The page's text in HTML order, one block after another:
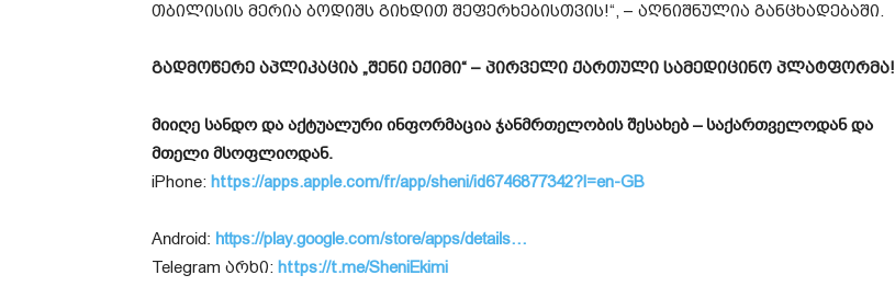
თბილისის მერია ბოდიშს გიხდით შეფერხებისთვის!“, – აღნიშნულია განცხადებაში.
გადმოწერე აპლიკაცია „შენი ექიმი“ – პირველი ქართული სამედიცინო პლატფორმა!
მიიღე სანდო და აქტუალური ინფორმაცია ჯანმრთელობის შესახებ – საქართველოდან და
მთელი მსოფლიოდან.
iPhone: https://apps.apple.com/fr/app/sheni/id6746877342?l=en-GB
Android: https://play.google.com/store/apps/details…
Telegram არხი: https://t.me/SheniEkimi